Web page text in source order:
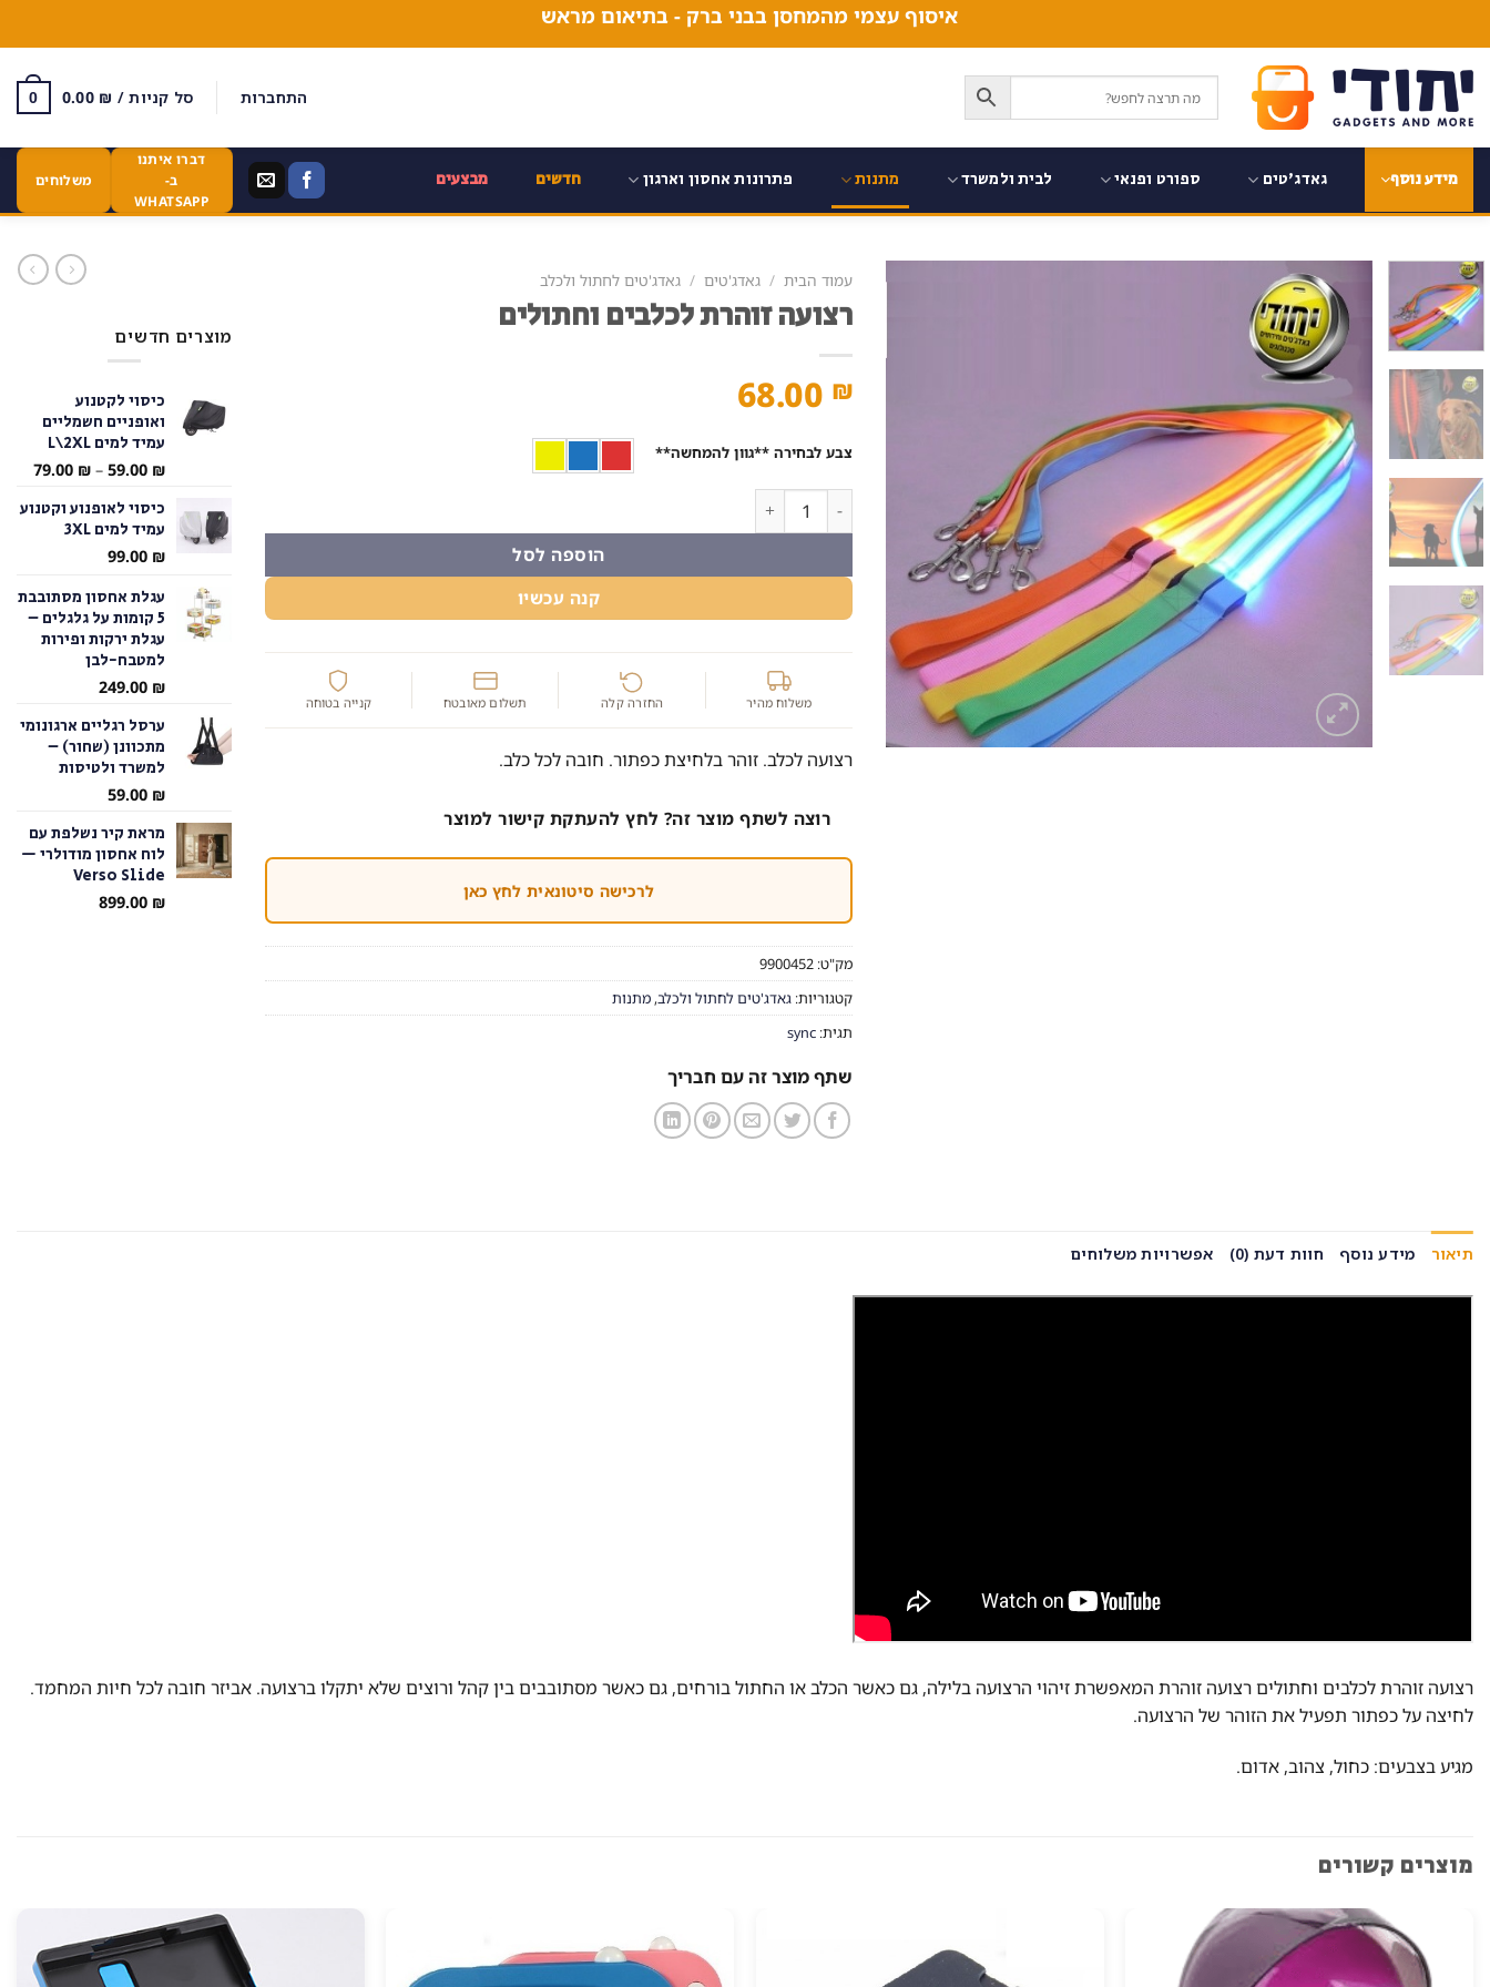
content
איסוף עצמי מהמחסן בבני ברק - בתיאום מראש
התחברות סל קניות / 0.00 ₪
0
מידע נוסף גאדג'טים ספורט ופנאי לבית ולמשרד מתנות פתרונות אחסון וארגון חדשים מבצעים
דברו איתנו
ב-
WHATSAPP
משלוחים
עמוד הבית / גאדג'טים / גאדג'טים לחתול ולכלב
רצועה זוהרת לכלבים וחתולים
68.00 ₪
צבע לבחירה **גוון להמחשה**
כמות של רצועה זוהרת לכלבים וחתולים
הוספה לסל
קנה עכשיו
משלוח מהיר החזרה קלה תשלום מאובטח קנייה בטוחה
רצועה לכלב. זוהר בלחיצת כפתור. חובה לכל כלב.
רוצה לשתף מוצר זה? לחץ להעתקת קישור למוצר
לרכישה סיטונאית לחץ כאן
מק"ט: 9900452
קטגוריות: גאדג'טים לחתול ולכלב, מתנות
תגית: sync
שתף מוצר זה עם חבריך
מוצרים חדשים
כיסוי לקטנוע
ואופניים חשמליים
עמיד למים L\2XL
59.00 ₪
–
79.00 ₪
טווח
כיסוי לאופנוע וקטנוע
עמיד למים 3XL
99.00 ₪
עגלת אחסון מסתובבת
5 קומות על גלגלים –
עגלת ירקות ופירות
למטבח-לבן
249.00 ₪
ערסל רגליים ארגונומי
מתכוונן (שחור) –
למשרד ולטיסות
59.00 ₪
מראת קיר נשלפת עם
לוח אחסון מודולרי —
Verso Slide
899.00 ₪
תיאור מידע נוסף חוות דעת (0) אפשרויות משלוחים
רצועה זוהרת לכלבים וחתולים רצועה זוהרת המאפשרת זיהוי הרצועה בלילה, גם כאשר הכלב או החתול בורחים, גם כאשר מסתובבים בין קהל ורוצים שלא יתקלו ברצועה. אביזר חובה לכל חיות המחמד.
לחיצה על כפתור תפעיל את הזוהר של הרצועה.
מגיע בצבעים: כחול, צהוב, אדום.
מוצרים קשורים